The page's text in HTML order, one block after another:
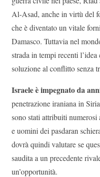
Al-Asad, anche in virtù del
che è diventato un vitale
Damasco. Tuttavia nel
strada in tempi recenti
soluzione al conflitto senza
Israele è impegnato da
penetrazione iraniana in
sono stati attribuiti
e uomini dei pasdaran
dovrà quindi valutare se
saudita a un precedente
un’opportunità.